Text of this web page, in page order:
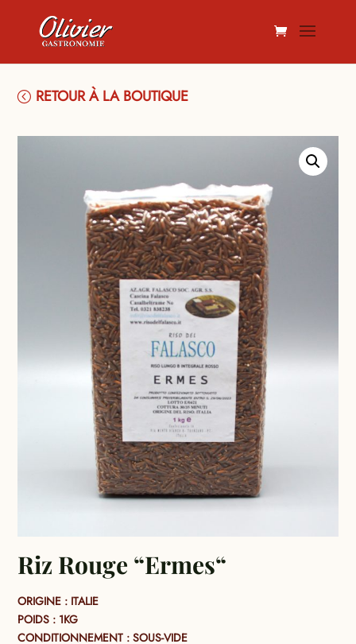
RETOUR À LA BOUTIQUE
Riz Rouge “Ermes“
ORIGINE : ITALIE
POIDS : 1KG
CONDITIONNEMENT : SOUS-VIDE